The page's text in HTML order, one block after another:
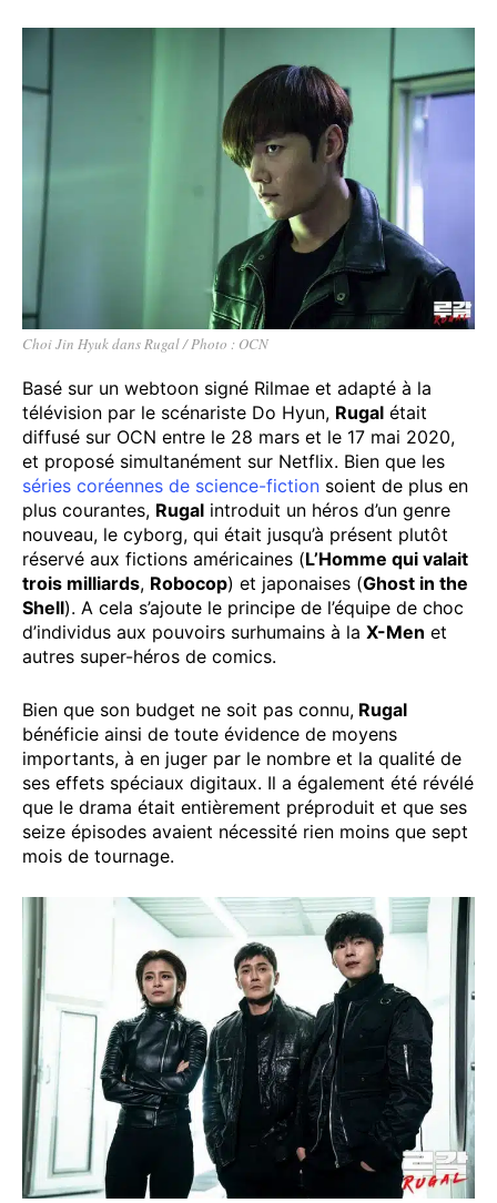
Choi Jin Hyuk dans Rugal / Photo : OCN
Basé sur un webtoon signé Rilmae et adapté à la
télévision par le scénariste Do Hyun, Rugal était
diffusé sur OCN entre le 28 mars et le 17 mai 2020,
et proposé simultanément sur Netflix. Bien que les
séries coréennes de science-fiction soient de plus en
plus courantes, Rugal introduit un héros d’un genre
nouveau, le cyborg, qui était jusqu’à présent plutôt
réservé aux fictions américaines (L’Homme qui valait
trois milliards, Robocop) et japonaises (Ghost in the
Shell). A cela s’ajoute le principe de l’équipe de choc
d’individus aux pouvoirs surhumains à la X-Men et
autres super-héros de comics.
Bien que son budget ne soit pas connu, Rugal
bénéficie ainsi de toute évidence de moyens
importants, à en juger par le nombre et la qualité de
ses effets spéciaux digitaux. Il a également été révélé
que le drama était entièrement préproduit et que ses
seize épisodes avaient nécessité rien moins que sept
mois de tournage.